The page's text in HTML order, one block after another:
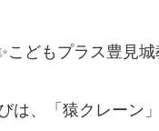
こどもプラス豊見
は、「猿クレーン